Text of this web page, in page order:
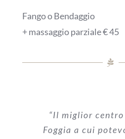
Fango o Bendaggio
+ massaggio parziale € 45
“Il miglior
Foggia a cui